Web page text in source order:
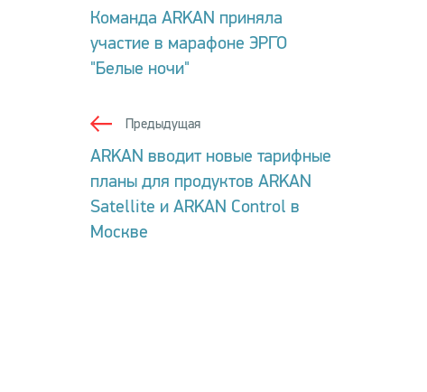
Команда ARKAN приняла
участие в марафоне ЭРГО
"Белые ночи"
Предыдущая
ARKAN вводит новые тарифные
планы для продуктов ARKAN
Satellite и ARKAN Control в
Москве